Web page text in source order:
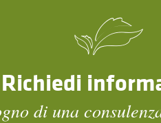
Richiedi
di una